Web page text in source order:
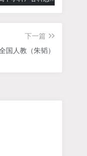
下一篇
国人教（朱韬）